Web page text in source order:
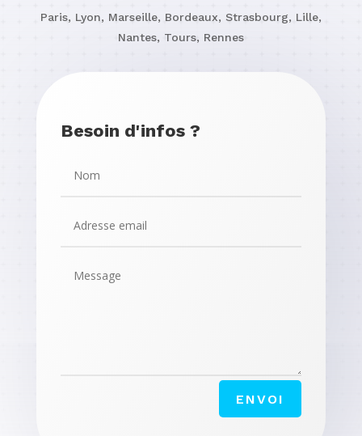
Paris, Lyon, Marseille, Bordeaux, Strasbourg, Lille,
Nantes, Tours, Rennes
Besoin d'infos ?
ENVOI